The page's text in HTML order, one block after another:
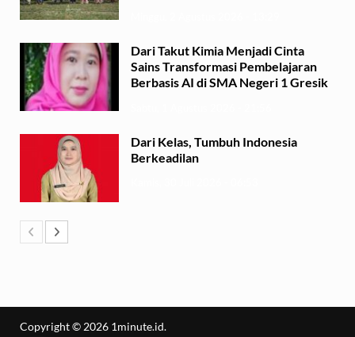
Dari Takut Kimia Menjadi Cinta
Sains Transformasi Pembelajaran
Berbasis AI di SMA Negeri 1 Gresik
Dari Kelas, Tumbuh Indonesia
Berkeadilan
Copyright © 2026 1minute.id.